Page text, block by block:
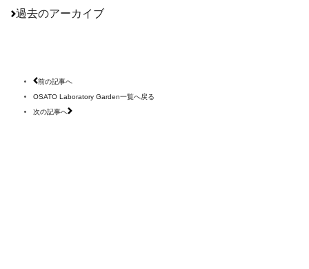
過去のアーカイブ
前の記事へ
OSATO Laboratory Garden一覧へ戻る
次の記事へ